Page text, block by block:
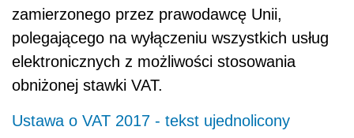
zamierzonego przez prawodawcę Unii,
polegającego na wyłączeniu wszystkich usług
elektronicznych z możliwości stosowania
obniżonej stawki VAT.
Ustawa o VAT 2017 - tekst ujednolicony